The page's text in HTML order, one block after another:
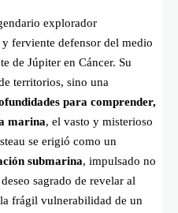
explorador
ferviente defensor del medio
de Júpiter en Cáncer. Su
territorios, sino una
para comprender,
marina, el vasto y misterioso
se erigió como un
submarina, impulsado no
sagrado de revelar al
frágil vulnerabilidad de un